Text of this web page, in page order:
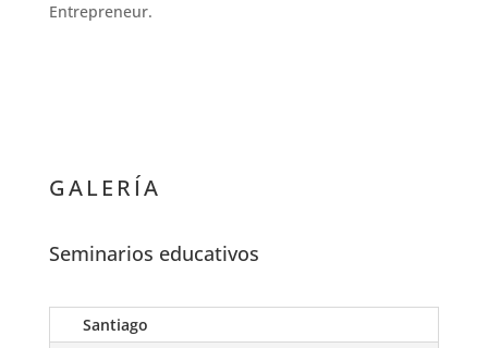
Entrepreneur.
GALERÍA
Seminarios educativos
Santiago